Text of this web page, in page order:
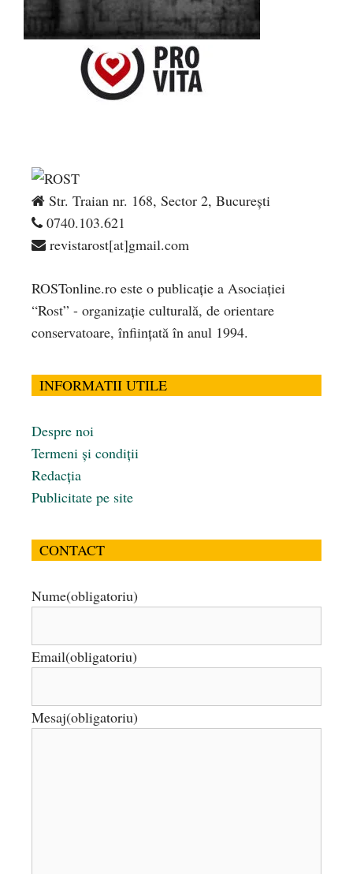
Str. Traian nr. 168, Sector 2, București
0740.103.621
revistarost[at]gmail.com
ROSTonline.ro este o publicaţie a Asociaţiei
“Rost” - organizaţie culturală, de orientare
conservatoare, înfiinţată în anul 1994.
INFORMATII UTILE
Despre noi
Termeni și condiții
Redacția
Publicitate pe site
CONTACT
Nume(obligatoriu)
Email(obligatoriu)
Mesaj(obligatoriu)